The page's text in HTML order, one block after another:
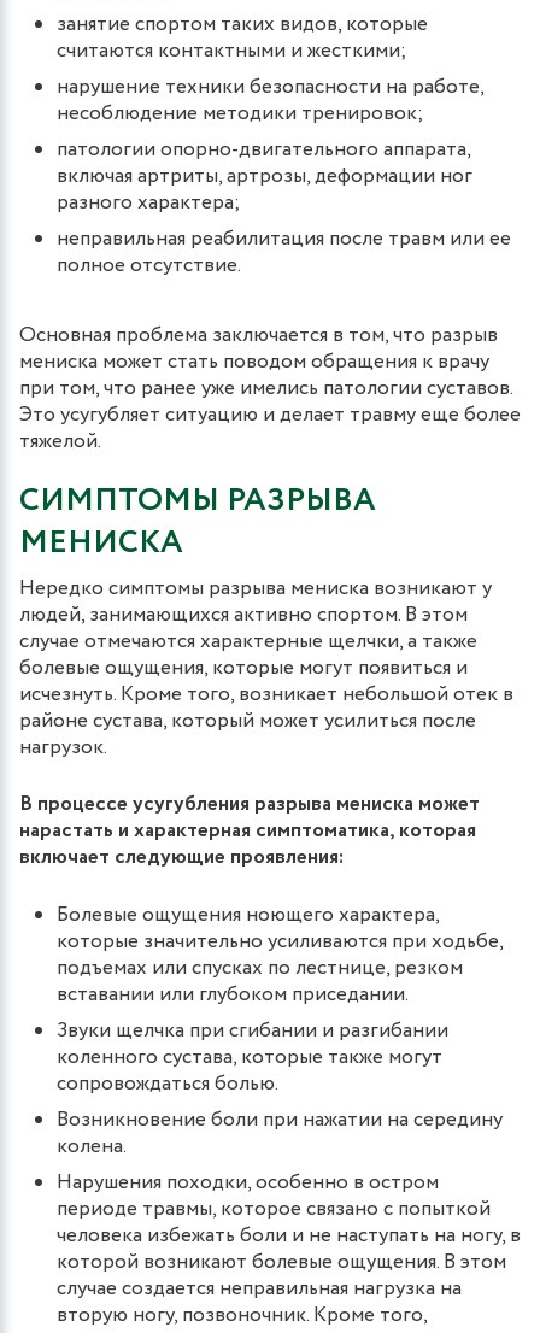
занятие спортом таких видов, которые
считаются контактными и жесткими;
нарушение техники безопасности на работе,
несоблюдение методики тренировок;
патологии опорно-двигательного аппарата,
включая артриты, артрозы, деформации ног
разного характера;
неправильная реабилитация после травм или ее
полное отсутствие.
Основная проблема заключается в том, что разрыв
мениска может стать поводом обращения к врачу
при том, что ранее уже имелись патологии суставов.
Это усугубляет ситуацию и делает травму еще более
тяжелой.
СИМПТОМЫ РАЗРЫВА
МЕНИСКА
Нередко симптомы разрыва мениска возникают у
людей, занимающихся активно спортом. В этом
случае отмечаются характерные щелчки, а также
болевые ощущения, которые могут появиться и
исчезнуть. Кроме того, возникает небольшой отек в
районе сустава, который может усилиться после
нагрузок.
В процессе усугубления разрыва мениска может
нарастать и характерная симптоматика, которая
включает следующие проявления:
Болевые ощущения ноющего характера,
которые значительно усиливаются при ходьбе,
подъемах или спусках по лестнице, резком
вставании или глубоком приседании.
Звуки щелчка при сгибании и разгибании
коленного сустава, которые также могут
сопровождаться болью.
Возникновение боли при нажатии на середину
колена.
Нарушения походки, особенно в остром
периоде травмы, которое связано с попыткой
человека избежать боли и не наступать на ногу, в
которой возникают болевые ощущения. В этом
случае создается неправильная нагрузка на
вторую ногу, позвоночник. Кроме того,